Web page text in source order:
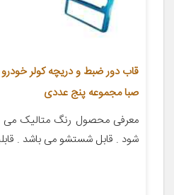
صبا مجموعه پنج عددی
معرفی محصول رنگ متالیک
شود . قابل شستشو می باشد .